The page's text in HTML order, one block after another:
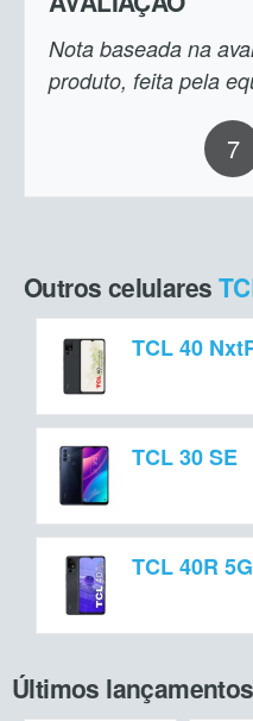
Nota baseada na
produto, feita pela
7
Outros celulares
TCL 40
TCL 30 SE
TCL 40R 5G
Últimos